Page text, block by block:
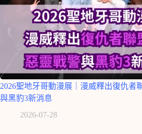
2026聖地牙哥動漫展｜漫威釋出復仇者
與黑豹3新消息
2026-07-28